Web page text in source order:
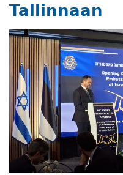
Tallinnaan